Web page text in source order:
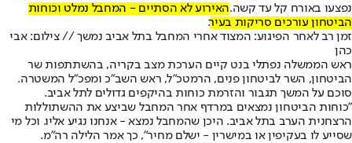
נפצעו באורח קל עד קשה.האירוע לא הסתיים - המחבל נמלט וכוחות
הביטחון עורכים סריקות בעיר.
זמן רב לאחר הפיגוע: המצוד אחרי המחבל בתל אביב נמשך // צילום: אבי
כהן
ראש הממשלה נפתלי בנט קיים הערכת מצב בקריה, בהשתתפות שר
הביטחון, השר לביטחון פנים, הרמטכ"ל, ראש השב"כ ומפכ"ל המשטרה.
סוכם על המשך תגבור והזרמת כוחות בהיקפים גדולים לתל אביב.
”כוחות הביטחון נמצאים במרדף אחר המחבל שביצע את ההשתוללות
הרצחנית הערב בתל אביב. היכן שהמחבל נמצא - אנחנו נגיע אליו. וכל מי
שסייע לו בעקיפין או במישרין - ישלם מחיר", כך אמר הלילה רה"מ.